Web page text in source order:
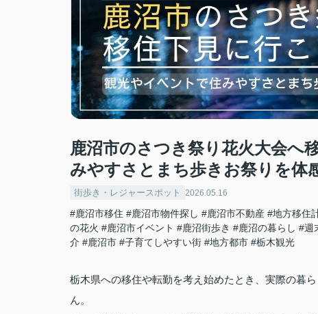
鹿沼市のさつき祭り花火大会へ
みやすさとまち歩きお祭りを体
街歩き・レジャースポット 2026.05.16
#鹿沼市移住 #鹿沼市物件探し #鹿沼市不動産 #地方移住
の花火 #鹿沼市イベント #鹿沼街歩き #鹿沼の暮らし #週
介 #鹿沼市 #子育てしやすい街 #地方都市 #栃木観光
栃木県への移住や転勤を考え始めたとき、実際の暮
ん。